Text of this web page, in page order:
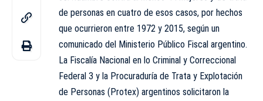
de personas en cuatro de esos casos, por hechos
que ocurrieron entre 1972 y 2015, según un
comunicado del Ministerio Público Fiscal argentino.
La Fiscalía Nacional en lo Criminal y Correccional
Federal 3 y la Procuraduría de Trata y Explotación
de Personas (Protex) argentinos solicitaron la